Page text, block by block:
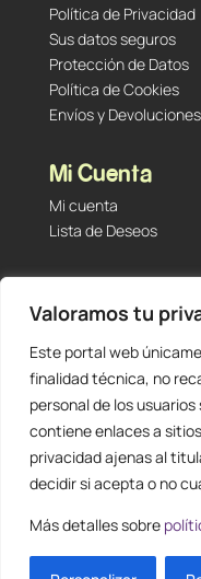
Valoramos tu
Este portal web
finalidad técnica, no
personal de los
contiene enlaces a
privacidad ajenas al
decidir si acepta o no
Más detalles sobre
Política de Privacidad
Sus datos seguros
Protección de Datos
Política de Cookies
Envíos y Devoluciones
Mi Cuenta
Mi cuenta
Lista de Deseos
Tu Tienda de
28027 – España)
912 60 05 55 |+34